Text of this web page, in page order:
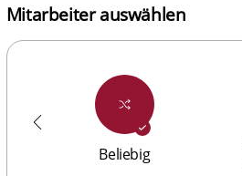
Mitarbeiter auswählen
Beliebig